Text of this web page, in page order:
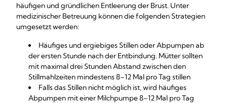
häufigen und gründlichen Entleerung der Brust. Unter
medizinischer Betreuung können die folgenden Strategien
umgesetzt werden:
Häufiges und ergiebiges Stillen oder Abpumpen ab
der ersten Stunde nach der Entbindung. Mütter sollten
mit maximal drei Stunden Abstand zwischen den
Stillmahlzeiten mindestens 8–12 Mal pro Tag stillen
Falls das Stillen nicht möglich ist, wird häufiges
Abpumpen mit einer Milchpumpe 8–12 Mal pro Tag